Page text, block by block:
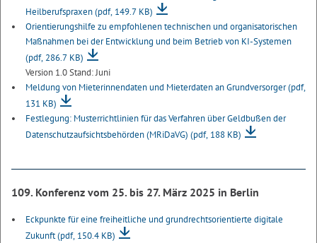
Heilberufspraxen(pdf, 149.7 KB)
Orientierungshilfe zu empfohlenen technischen und organisatorischen
Maßnahmen bei der Entwicklung und beim Betrieb von KI-Systemen
(pdf, 286.7 KB)
Version 1.0 Stand: Juni
Meldung von Mieterinnendaten und Mieterdaten an Grundversorger(pdf,
131 KB)
Festlegung: Musterrichtlinien für das Verfahren über Geldbußen der
Datenschutzaufsichtsbehörden (MRiDaVG) (pdf, 188 KB)
109. Konferenz vom 25. bis 27. März 2025 in Berlin
Eckpunkte für eine freiheitliche und grundrechtsorientierte digitale
Zukunft(pdf, 150.4 KB)